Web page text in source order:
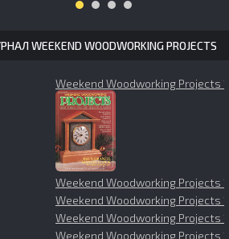
WEEKEND WOODWORKING PROJECTS
Weekend Woodworking Projects
Weekend Woodworking Projects
Weekend Woodworking Projects
Weekend Woodworking Projects
Weekend Woodworking Projects